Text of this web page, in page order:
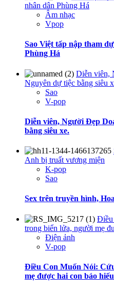
nhân dân Phùng Há
Âm nhạc
Vpop
Sao Việt tấp nập tham
Phùng Há
Diễn viên,
Nguyên dự tiệc bằng siêu
Sao
V-pop
Diễn viên, Người Đẹp
bằng siêu xe.
Anh bị truất vương miện
K-pop
Sao
Sex trên truyền hình,
Điều
trong biển lửa, người mẹ
Điện ảnh
V-pop
Điều Con Muốn Nói:
mẹ được hai con báo